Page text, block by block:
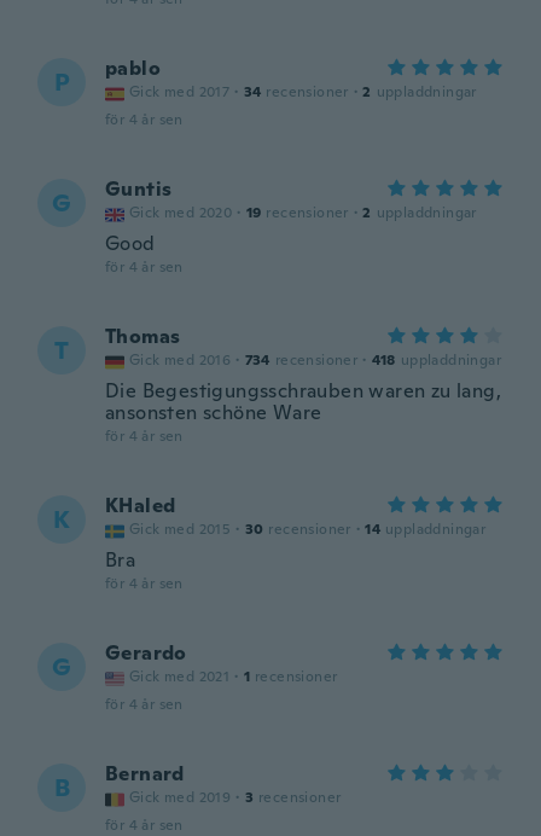
P pablo
Gick med 2017 · 34 recensioner · 2 uppladdningar
för 4 år sen
G Guntis
Gick med 2020 · 19 recensioner · 2 uppladdningar
Good
för 4 år sen
T Thomas
Gick med 2016 · 734 recensioner · 418 uppladdningar
Die Begestigungsschrauben waren zu lang,
ansonsten schöne Ware
för 4 år sen
K KHaled
Gick med 2015 · 30 recensioner · 14 uppladdningar
Bra
för 4 år sen
G Gerardo
Gick med 2021 · 1 recensioner
för 4 år sen
B Bernard
Gick med 2019 · 3 recensioner
för 4 år sen